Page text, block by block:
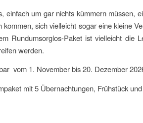
einfach um gar nichts kümmern müssen,
kommen, sich vielleicht sogar eine kleine
Rundumsorglos-Paket ist vielleicht die
werden.
vom 1. November bis 20. Dezember
mit 5 Übernachtungen, Frühstück